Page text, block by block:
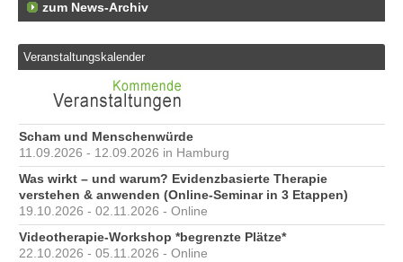
zum News-Archiv
Veranstaltungskalender
Scham und Menschenwürde
11.09.2026 - 12.09.2026 in Hamburg
Was wirkt – und warum? Evidenzbasierte Therapie
verstehen & anwenden (Online-Seminar in 3 Etappen)
19.10.2026 - 02.11.2026 - Online
Videotherapie-Workshop *begrenzte Plätze*
22.10.2026 - 05.11.2026 - Online